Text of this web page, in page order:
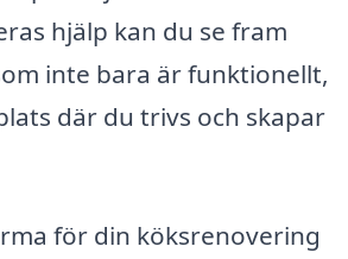
hjälp kan du se fram
inte bara är funktionellt,
där du trivs och skapar
för din köksrenovering